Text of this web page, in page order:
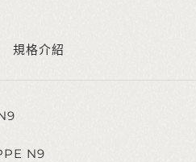
規格介紹
N9